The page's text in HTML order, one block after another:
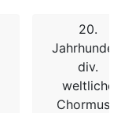
20.
div.
weltliche
Chormusik